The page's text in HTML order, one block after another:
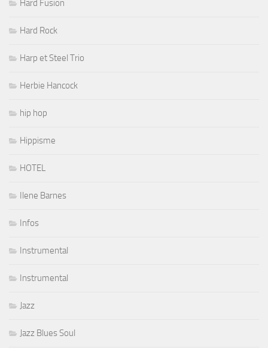
Hard Fusion
Hard Rock
Harp et Steel Trio
Herbie Hancock
hip hop
Hippisme
HOTEL
Ilene Barnes
Infos
Instrumental
Instrumental
Jazz
Jazz Blues Soul